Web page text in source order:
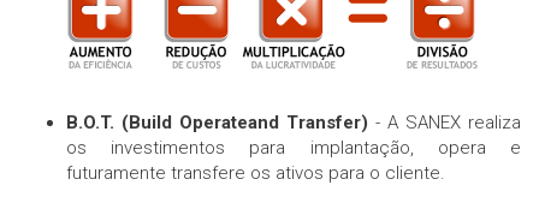
Contato
B.O.T. (Build Operateand Transfer) - A SANEX realiza
os investimentos para implantação, opera e
futuramente transfere os ativos para o cliente.